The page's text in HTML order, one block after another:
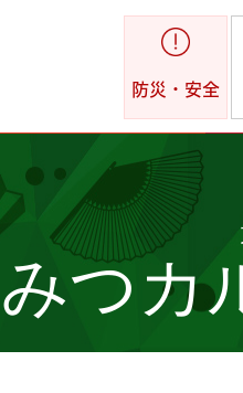
防災・安全
みつカ